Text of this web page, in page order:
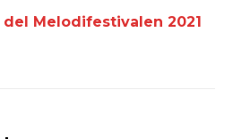
Melodifestivalen 2021